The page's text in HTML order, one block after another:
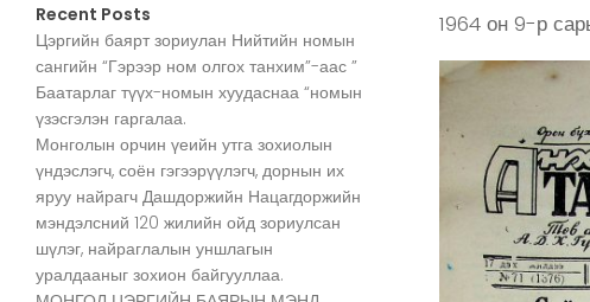
1964 он 9-р
Recent Posts
Цэргийн баярт зориулан Нийтийн номын
сангийн “Гэрээр ном олгох танхим”-аас ”
Баатарлаг түүх-номын хуудаснаа “номын
үзэсгэлэн гаргалаа.
Монголын орчин үеийн утга зохиолын
үндэслэгч, соён гэгээрүүлэгч, дорнын их
яруу найрагч Дашдоржийн Нацагдоржийн
мэндэлсний 120 жилийн ойд зориулсан
шүлэг, найраглалын уншлагын
уралдааныг зохион байгууллаа.